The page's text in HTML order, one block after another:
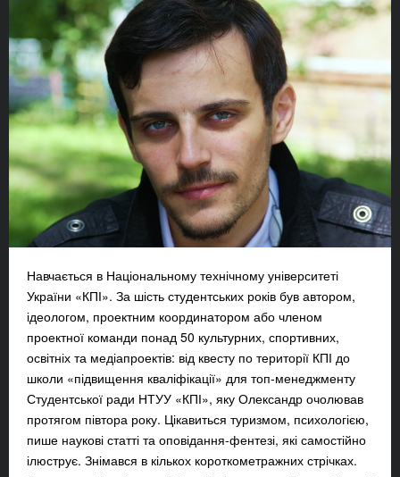
Навчається в Національному технічному університеті
України «КПІ». За шість студентських років був автором,
ідеологом, проектним координатором або членом
проектної команди понад 50 культурних, спортивних,
освітніх та медіапроектів: від квесту по території КПІ до
школи «підвищення кваліфікації» для топ-менеджменту
Студентської ради НТУУ «КПІ», яку Олександр очолював
протягом півтора року. Цікавиться туризмом, психологією,
пише наукові статті та оповідання-фентезі, які самостійно
ілюструє. Знімався в кількох короткометражних стрічках.